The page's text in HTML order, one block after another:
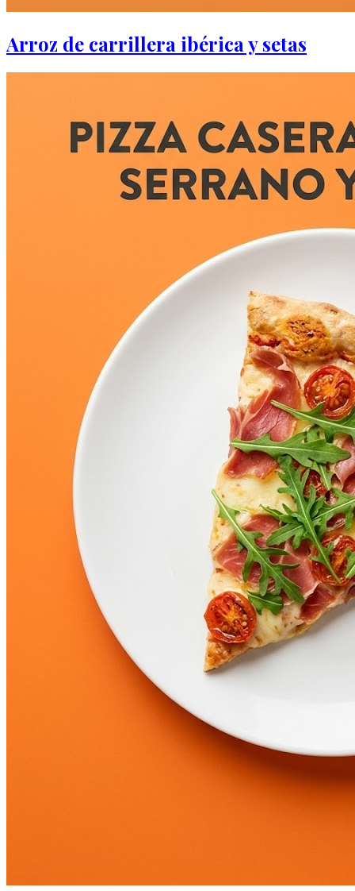
Arroz de carrillera ibérica y setas